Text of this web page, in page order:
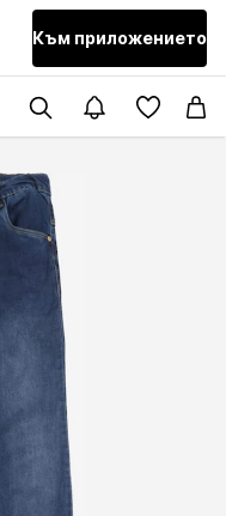
Към приложението